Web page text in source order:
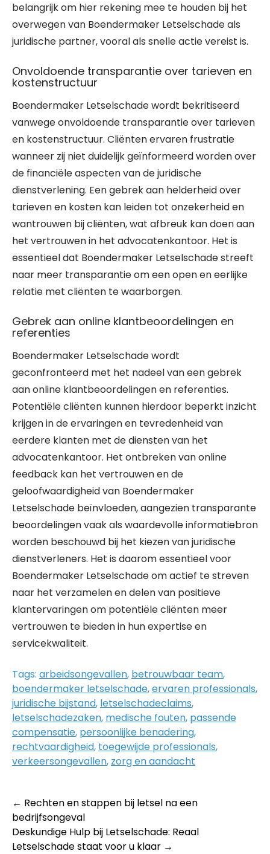
belangrijk om hier rekening mee te houden bij het
overwegen van Boendermaker Letselschade als
juridische partner, vooral als snelle actie vereist is.
Onvoldoende transparantie over tarieven en
kostenstructuur
Boendermaker Letselschade wordt bekritiseerd
vanwege onvoldoende transparantie over tarieven
en kostenstructuur. Cliënten ervaren frustratie
wanneer zij niet duidelijk geïnformeerd worden over
de financiële aspecten van de juridische
dienstverlening. Een gebrek aan helderheid over
tarieven en kosten kan leiden tot onzekerheid en
wantrouwen bij cliënten, wat afbreuk kan doen aan
het vertrouwen in het advocatenkantoor. Het is
essentieel dat Boendermaker Letselschade streeft
naar meer transparantie om een open en eerlijke
relatie met cliënten te waarborgen.
Gebrek aan online klantbeoordelingen en
referenties
Boendermaker Letselschade wordt
geconfronteerd met het nadeel van een gebrek
aan online klantbeoordelingen en referenties.
Potentiële cliënten kunnen hierdoor beperkt inzicht
krijgen in de ervaringen en tevredenheid van
eerdere klanten met de diensten van het
advocatenkantoor. Het ontbreken van online
feedback kan het vertrouwen en de
geloofwaardigheid van Boendermaker
Letselschade beïnvloeden, aangezien transparante
beoordelingen vaak als waardevolle informatiebron
worden beschouwd bij het kiezen van juridische
dienstverleners. Het is daarom essentieel voor
Boendermaker Letselschade om actief te streven
naar het verzamelen en delen van positieve
klantervaringen om potentiële cliënten meer
vertrouwen te bieden in hun expertise en
servicekwaliteit.
Tags: arbeidsongevallen, betrouwbaar team,
boendermaker letselschade,ervaren professionals,
juridische bijstand, letselschadeclaims,
letselschadezaken, medische fouten, passende
compensatie, persoonlijke benadering,
rechtvaardigheid, toegewijde professionals,
verkeersongevallen, zorg en aandacht
Post
navigation
← Rechten en stappen bij letsel na een
bedrijfsongeval
Deskundige Hulp bij Letselschade: Reaal
Letselschade staat voor u klaar →